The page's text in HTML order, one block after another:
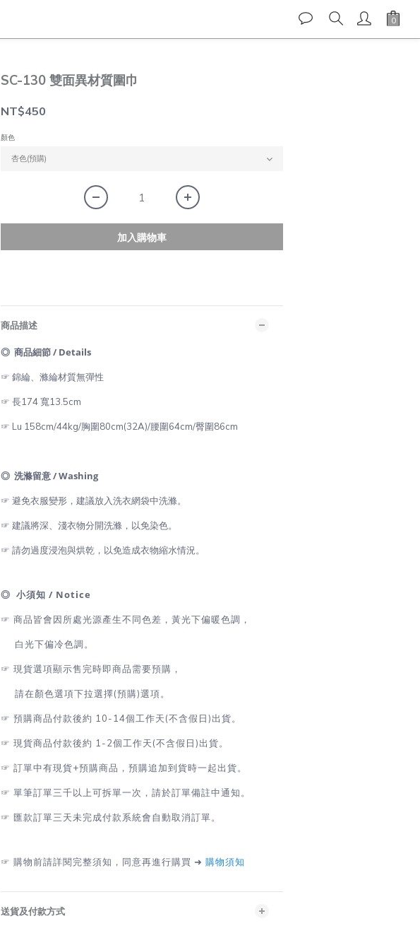
SC-130 雙面異材質圍巾
NT$450
顏色
加入購物車
商品描述
◎ 商品細節 / Details
☞ 錦綸、滌綸材質無彈性
☞ 長174 寬13.5cm
☞ Lu 158cm/44kg/胸圍80cm(32A)/腰圍64cm/臀圍86cm
◎ 洗滌留意 / Washing
☞ 避免衣服變形，建議放入洗衣網袋中洗滌。
☞ 建議將深、淺衣物分開洗滌，以免染色。
☞ 請勿過度浸泡與烘乾，以免造成衣物縮水情況。
◎ 小須知 / Notice
☞ 商品皆會因所處光源產生不同色差，黃光下偏暖色調，
白光下偏冷色調。
☞ 現貨選項顯示售完時即商品需要預購，
請在顏色選項下拉選擇(預購)選項。
☞ 預購商品付款後約 10-14個工作天(不含假日)出貨。
☞ 現貨商品付款後約 1-2個工作天(不含假日)出貨。
☞ 訂單中有現貨+預購商品，預購追加到貨時一起出貨。
☞ 單筆訂單三千以上可拆單一次，請於訂單備註中通知。
☞ 匯款訂單三天未完成付款系統會自動取消訂單。
☞ 購物前請詳閱完整須知，同意再進行購買 ➜ 購物須知
送貨及付款方式